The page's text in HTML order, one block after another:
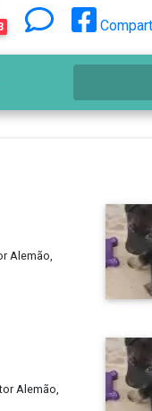
Alemão,
Alemão,